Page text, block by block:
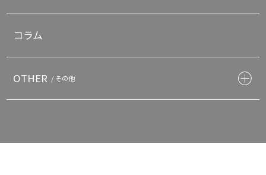
コラム
OTHER / その他